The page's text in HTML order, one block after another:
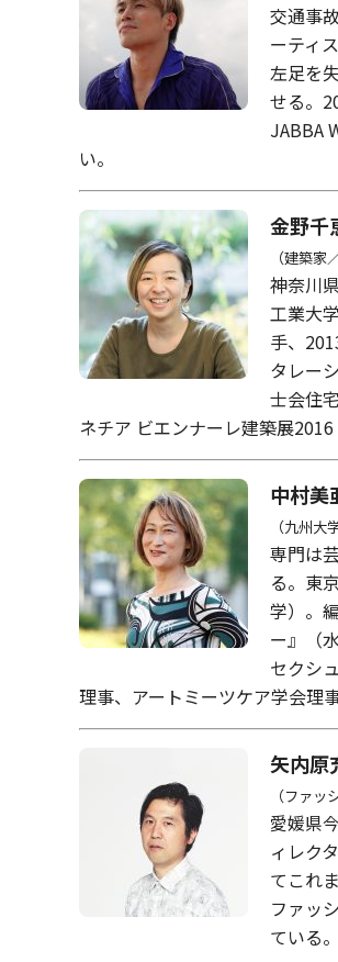
交通事
ーティ
左足を
せる。
JABBA
い。
金野千
（建築家
神奈川
工業大
手、
タレー
士会住
ネチア ビエンナーレ建築展
中村美
（九州大
専門は
る。東
学）。
ー』（
セクシ
理事、アートミーツケア学会理事
矢内原
（ファ
愛媛県
ィレク
てこれ
ファッ
ている